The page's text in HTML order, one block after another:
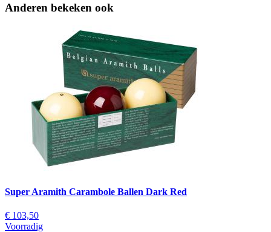
Anderen bekeken ook
Super Aramith Carambole Ballen Dark Red
€ 103,50
Voorradig